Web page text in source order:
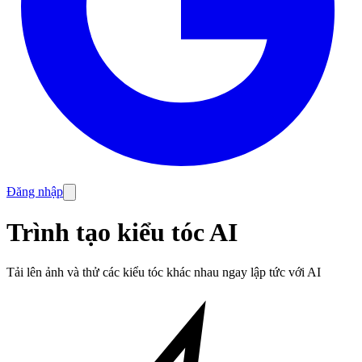
Đăng nhập
Trình tạo kiểu tóc AI
Tải lên ảnh và thử các kiểu tóc khác nhau ngay lập tức với AI